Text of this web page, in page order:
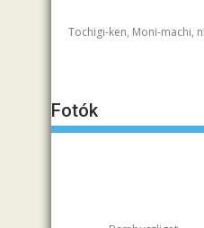
Tochigi-ken, Moni-machi,
Fotók